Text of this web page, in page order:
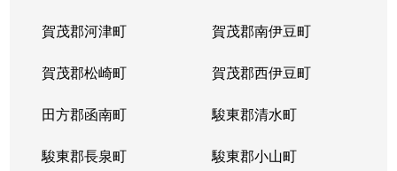
賀茂郡河津町 賀茂郡南伊豆町
賀茂郡松崎町 賀茂郡西伊豆町
田方郡函南町 駿東郡清水町
駿東郡長泉町 駿東郡小山町